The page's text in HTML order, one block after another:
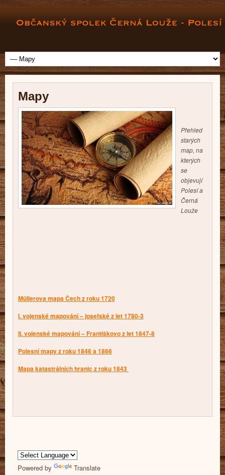
Mapy
Přehled
starých
map, na
kterých
se
objevují
Polesí a
Černá
Louže
Müllerova mapa Čech z roku 1720
I. vojenské mapování – josefské z let 1780-3
II. vojenské mapování – Františkovo z let 1847-8
Polesní mapy z roku 1846 a 1866
Mapa katastrálních hranic z roku 1843
Powered by Translate